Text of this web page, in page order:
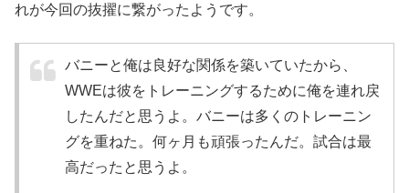
れが今回の抜擢に繋がったようです。
バニーと俺は良好な関係を築いていたから、
WWEは彼をトレーニングするために俺を連れ戻
したんだと思うよ。バニーは多くのトレーニン
グを重ねた。何ヶ月も頑張ったんだ。試合は最
高だったと思うよ。